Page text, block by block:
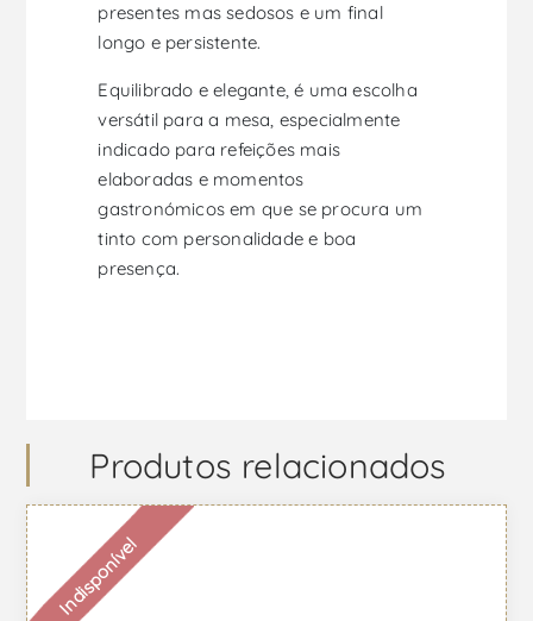
presentes mas sedosos e um final
longo e persistente.
Equilibrado e elegante, é uma escolha
versátil para a mesa, especialmente
indicado para refeições mais
elaboradas e momentos
gastronómicos em que se procura um
tinto com personalidade e boa
presença.
Produtos relacionados
Indisponível